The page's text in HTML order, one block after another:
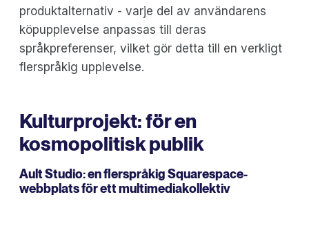
produktalternativ - varje del av användarens
köpupplevelse anpassas till deras
språkpreferenser, vilket gör detta till en verkligt
flerspråkig upplevelse.
Kulturprojekt: för en
kosmopolitisk publik
Ault Studio: en flerspråkig Squarespace-
webbplats för ett multimediakollektiv